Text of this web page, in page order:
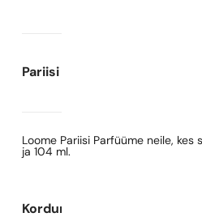
Pariisi Parfüümide kohta
Loome Pariisi Parfüüme neile,
ja 104 ml.
Korduma kippuvad